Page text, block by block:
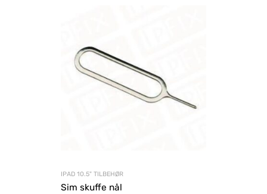
IPAD 10.5" TILBEHØR
Sim skuffe nål